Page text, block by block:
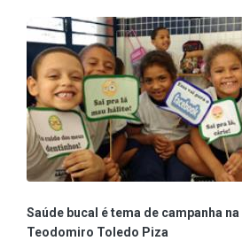
Saúde bucal é tema de campanha na
Teodomiro Toledo Piza